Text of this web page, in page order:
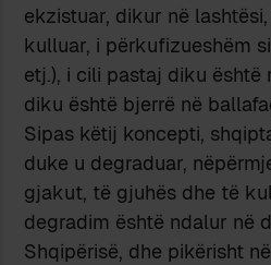
ekzistuar, dikur në
kulluar, i përkufizueshëm
etj.), i cili pastaj diku është
diku është bjerrë në
Sipas këtij koncepti,
duke u degraduar,
gjakut, të gjuhës dhe të
degradim është ndalur në
Shqipërisë, dhe pikërisht